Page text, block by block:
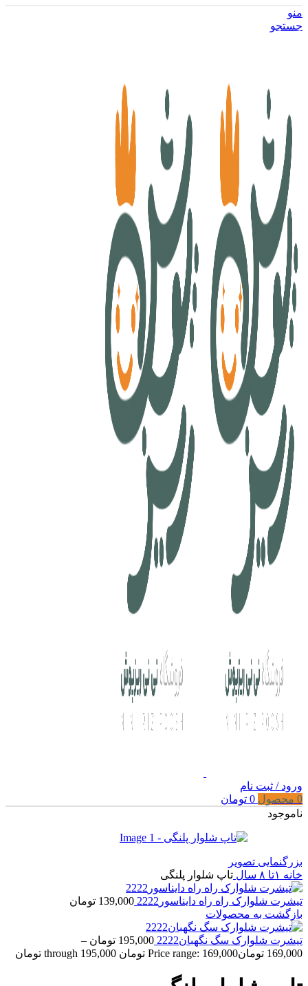
منو
جستجو
ورود / ثبت نام
0 محصول 0 تومان
ناموجود
بزرگنمایی تصویر
خانه ۱تا ۸ سال تاپ شلوار پلنگی
تیشرت شلوارک راه راه دایناسور2222 139,000 تومان
بازگشت به محصولات
تیشرت شلوارک سگ نگهبان2222 195,000 تومان –
169,000 تومانPrice range: 169,000 تومان through 195,000 تومان